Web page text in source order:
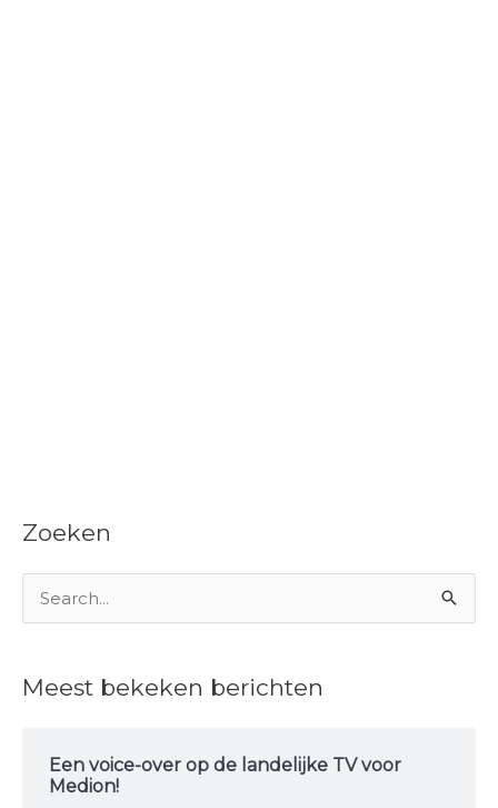
Zoeken
k
Meest bekeken berichten
Een voice-over op de landelijke TV voor
Medion!